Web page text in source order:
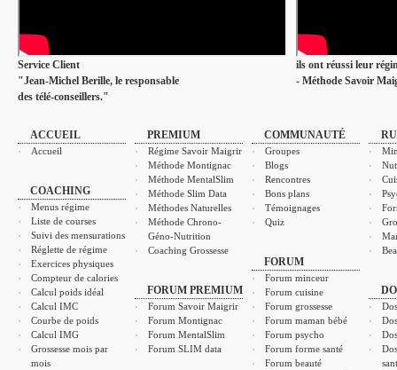
Service Client
"Jean-Michel Berille, le responsable
des télé-conseillers."
ils ont réussi leur
- Méthode Savoir
ACCUEIL
Accueil
COACHING
Menus régime
Liste de courses
Suivi des mensurations
Réglette de régime
Exercices physiques
Compteur de calories
Calcul poids idéal
Calcul IMC
Courbe de poids
Calcul IMG
Grossesse mois par
mois
PREMIUM
Régime Savoir Maigrir
Méthode Montignac
Méthode MentalSlim
Méthode Slim Data
Méthodes Naturelles
Méthode Chrono-
Géno-Nutrition
Coaching Grossesse
FORUM PREMIUM
Forum Savoir Maigrir
Forum Montignac
Forum MentalSlim
Forum SLIM data
COMMUNAUTÉ
Groupes
Blogs
Rencontres
Bons plans
Témoignages
Quiz
FORUM
Forum minceur
Forum cuisine
Forum grossesse
Forum maman bébé
Forum psycho
Forum forme santé
Forum beauté